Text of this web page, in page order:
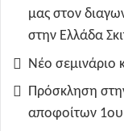
μας στον
στην Ελλάδα
Νέο σεμινάριο
Πρόσκληση
αποφοίτων